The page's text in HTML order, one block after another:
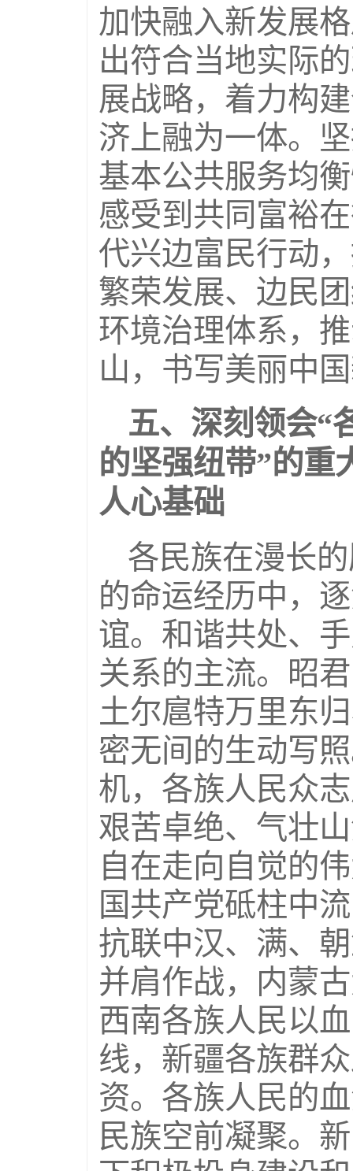
加快融入新发展
出符合当地实际
展战略，着力构
济上融为一体。
基本公共服务均
感受到共同富裕
代兴边富民行动
繁荣发展、边民
环境治理体系，
山，书写美丽中
五、深刻领会“
的坚强纽带”的重
人心基础
各民族在漫长
的命运经历中，
谊。和谐共处、
关系的主流。昭
土尔扈特万里东
密无间的生动写
机，各族人民众
艰苦卓绝、气壮
自在走向自觉的
国共产党砥柱中
抗联中汉、满、
并肩作战，内蒙
西南各族人民以
线，新疆各族群
资。各族人民的
民族空前凝聚。